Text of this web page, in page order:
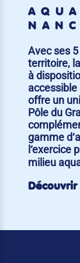
Avec ses
territoire,
à
offre un
Pôle du
gamme
l‘exercice
milieu
Découvrir